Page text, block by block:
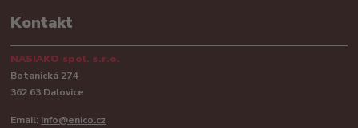
Kontakt
NASIAKO spol. s.r.o.
Botanická 274
362 63 Dalovice
Email: info@enico.cz